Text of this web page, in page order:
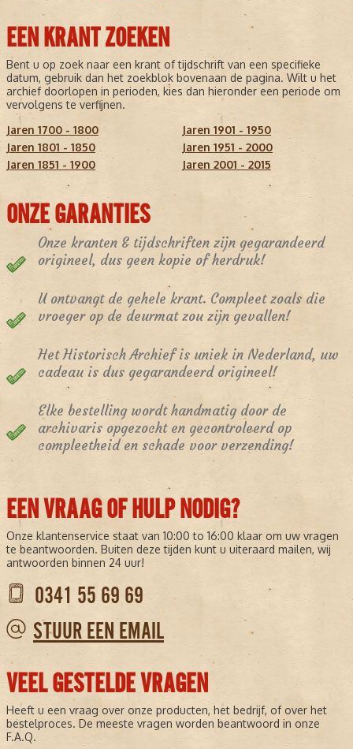
EEN KRANT ZOEKEN
Bent u op zoek naar een krant of tijdschrift van een specifieke
datum, gebruik dan het zoekblok bovenaan de pagina. Wilt u het
archief doorlopen in perioden, kies dan hieronder een periode om
vervolgens te verfijnen.
Jaren 1700 - 1800
Jaren 1801 - 1850
Jaren 1851 - 1900
Jaren 1901 - 1950
Jaren 1951 - 2000
Jaren 2001 - 2015
ONZE GARANTIES
Onze kranten & tijdschriften zijn gegarandeerd
origineel, dus geen kopie of herdruk!
U ontvangt de gehele krant. Compleet zoals die
vroeger op de deurmat zou zijn gevallen!
Het Historisch Archief is uniek in Nederland, uw
cadeau is dus gegarandeerd origineel!
Elke bestelling wordt handmatig door de
archivaris opgezocht en gecontroleerd op
compleetheid en schade voor verzending!
EEN VRAAG OF HULP NODIG?
Onze klantenservice staat van 10:00 to 16:00 klaar om uw vragen
te beantwoorden. Buiten deze tijden kunt u uiteraard mailen, wij
antwoorden binnen 24 uur!
0341 55 69 69
STUUR EEN EMAIL
VEEL GESTELDE VRAGEN
Heeft u een vraag over onze producten, het bedrijf, of over het
bestelproces. De meeste vragen worden beantwoord in onze
F.A.Q.